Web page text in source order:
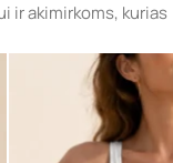
ir akimirkoms, kurias